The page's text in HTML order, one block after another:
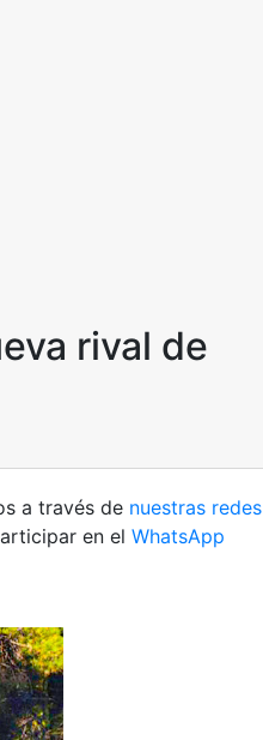
rival de
a través de nuestras redes
en el WhatsApp